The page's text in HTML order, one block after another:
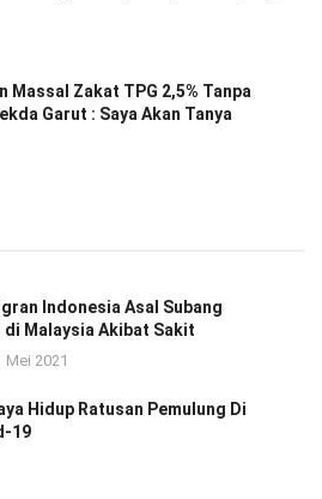
Massal Zakat TPG 2,5% Tanpa
Garut : Saya Akan Tanya
Indonesia Asal Subang
di Malaysia Akibat Sakit
Mei 2021
Hidup Ratusan Pemulung Di
19